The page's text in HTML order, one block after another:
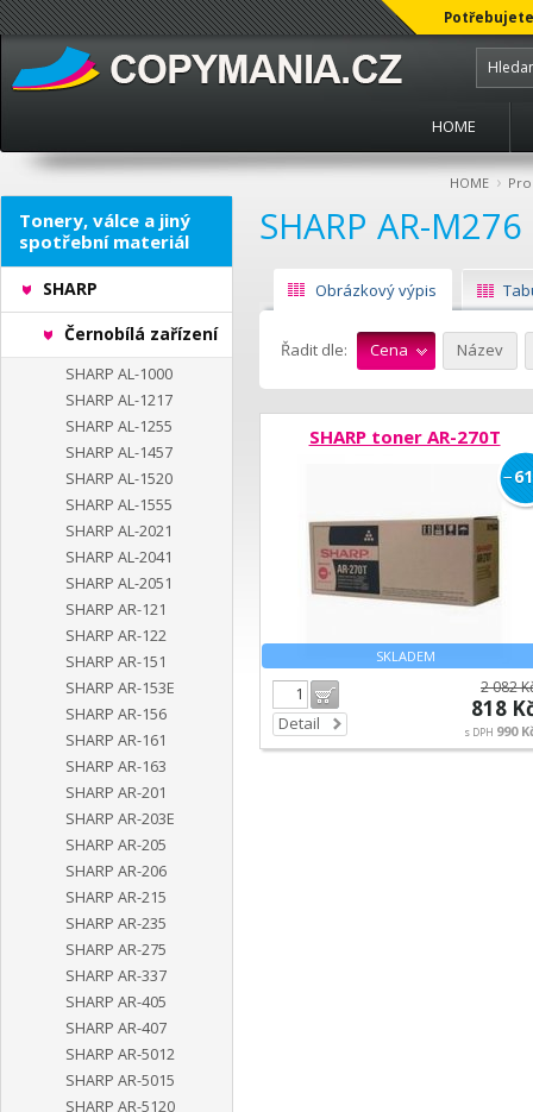
HOME
HOME ›
SHARP AR-M276
Obrázkový výpis
Řadit dle: Cena Název
SHARP toner AR-270T
SKLADEM
−61
Detail
2 082
818
s DPH 990
Tonery, válce a jiný
spotřební materiál
SHARP
Černobílá zařízení
SHARP AL-1000
SHARP AL-1217
SHARP AL-1255
SHARP AL-1457
SHARP AL-1520
SHARP AL-1555
SHARP AL-2021
SHARP AL-2041
SHARP AL-2051
SHARP AR-121
SHARP AR-122
SHARP AR-151
SHARP AR-153E
SHARP AR-156
SHARP AR-161
SHARP AR-163
SHARP AR-201
SHARP AR-203E
SHARP AR-205
SHARP AR-206
SHARP AR-215
SHARP AR-235
SHARP AR-275
SHARP AR-337
SHARP AR-405
SHARP AR-407
SHARP AR-5012
SHARP AR-5015
SHARP AR-5120